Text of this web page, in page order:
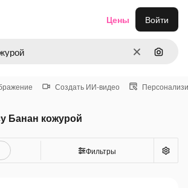
ОчиститьПоиск
Цены Войти
Создать ИИ-видео
Банан кожурой
Фильтры